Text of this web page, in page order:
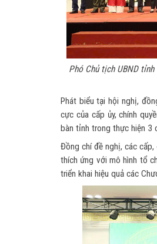
Phó Chủ tịch UBND
Phát biểu tại hội nghị,
cực của cấp ủy, chính
bàn tỉnh trong thực hiện 3
Đồng chí đề nghị, các cấp,
thích ứng với mô hình tổ
triển khai hiệu quả các